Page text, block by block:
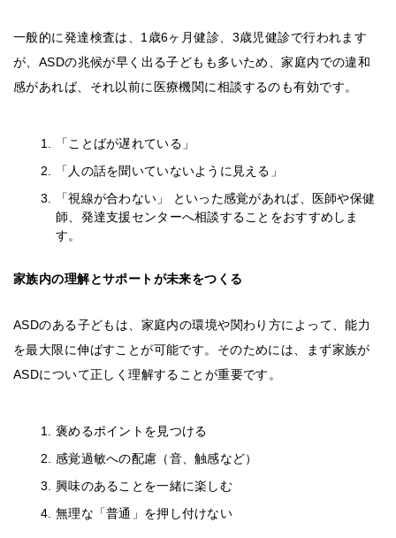
一般的に発達検査は、1歳6ヶ月健診、3歳児健診で行われます
が、ASDの兆候が早く出る子どもも多いため、家庭内での違和
感があれば、それ以前に医療機関に相談するのも有効です。
「ことばが遅れている」
「人の話を聞いていないように見える」
「視線が合わない」 といった感覚があれば、医師や保健
師、発達支援センターへ相談することをおすすめしま
す。
家族内の理解とサポートが未来をつくる
ASDのある子どもは、家庭内の環境や関わり方によって、能力
を最大限に伸ばすことが可能です。そのためには、まず家族が
ASDについて正しく理解することが重要です。
褒めるポイントを見つける
感覚過敏への配慮（音、触感など）
興味のあることを一緒に楽しむ
無理な「普通」を押し付けない